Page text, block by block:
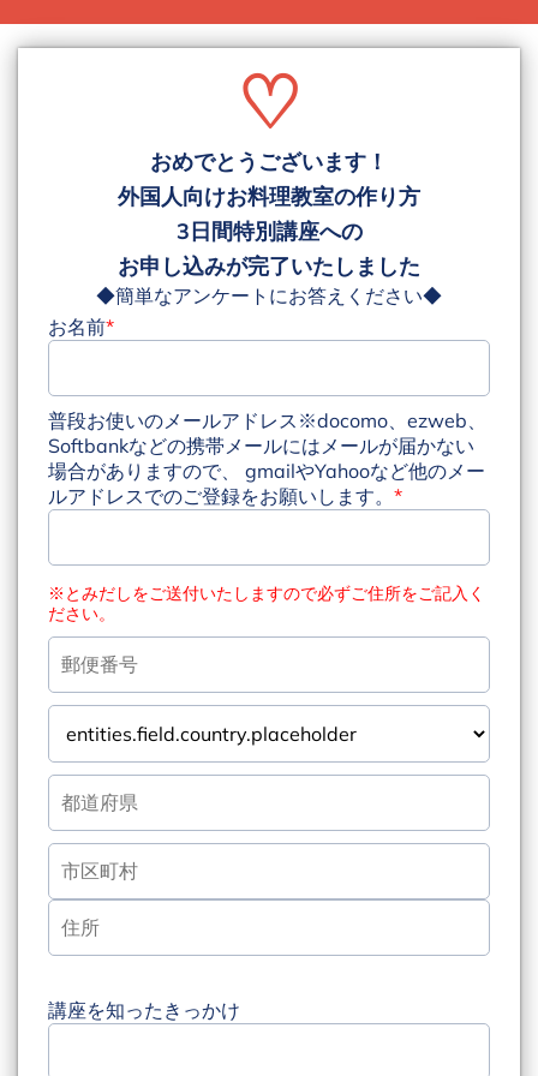
♡
おめでとうございます！
外国人向けお料理教室の作り方
3日間特別講座への
お申し込みが完了いたしました
◆簡単なアンケートにお答えください◆
お名前*
普段お使いのメールアドレス※docomo、ezweb、
Softbankなどの携帯メールにはメールが届かない
場合がありますので、 gmailやYahooなど他のメー
ルアドレスでのご登録をお願いします。 *
※とみだしをご送付いたしますので必ずご住所をご記入く
ださい。
講座を知ったきっかけ